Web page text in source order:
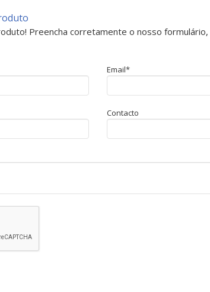
Preencha corretamente o nosso
Email*
Contacto